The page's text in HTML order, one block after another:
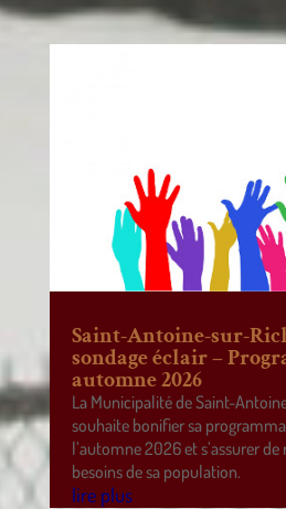
Saint-Antoine-sur-
sondage éclair –
automne 2026
La Municipalité de Saint-
souhaite bonifier sa
l’automne 2026 et s’assurer
besoins de sa population.
lire plus